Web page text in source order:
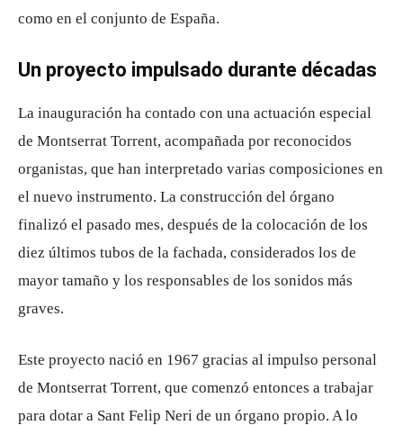
como en el conjunto de España.
Un proyecto impulsado durante décadas
La inauguración ha contado con una actuación especial
de Montserrat Torrent, acompañada por reconocidos
organistas, que han interpretado varias composiciones en
el nuevo instrumento. La construcción del órgano
finalizó el pasado mes, después de la colocación de los
diez últimos tubos de la fachada, considerados los de
mayor tamaño y los responsables de los sonidos más
graves.
Este proyecto nació en 1967 gracias al impulso personal
de Montserrat Torrent, que comenzó entonces a trabajar
para dotar a Sant Felip Neri de un órgano propio. A lo